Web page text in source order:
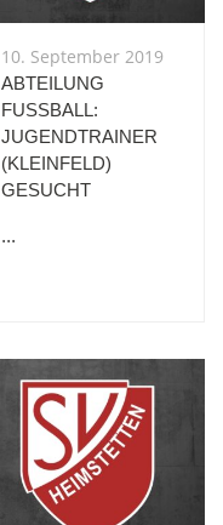
10. September 2019
ABTEILUNG
FUSSBALL: J
UGENDTRAINER (
KLEINFELD) G
ESUCHT
...